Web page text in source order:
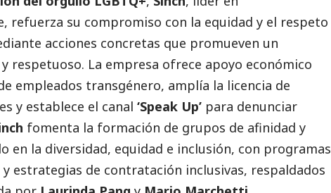
refuerza su compromiso con la equidad y el respeto
acciones concretas que promueven un
y respetuoso. La empresa ofrece apoyo económico
empleados transgénero, amplía la licencia de
y establece el canal ‘Speak Up’ para denunciar
fomenta la formación de grupos de afinidad y
en la diversidad, equidad e inclusión, con programas
estrategias de contratación inclusivas, respaldados